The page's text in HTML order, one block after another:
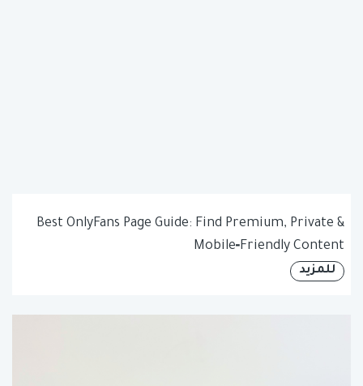
Best OnlyFans Page Guide: Find Premium, Private &
Mobile‑Friendly Content
للمزيد